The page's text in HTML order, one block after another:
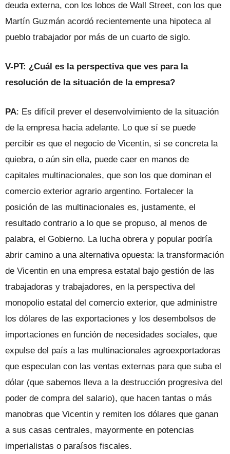
deuda externa, con los lobos de Wall Street, con los que
Martín Guzmán acordó recientemente una hipoteca al
pueblo trabajador por más de un cuarto de siglo.
V-PT: ¿Cuál es la perspectiva que ves para la
resolución de la situación de la empresa?
PA: Es difícil prever el desenvolvimiento de la situación
de la empresa hacia adelante. Lo que sí se puede
percibir es que el negocio de Vicentin, si se concreta la
quiebra, o aún sin ella, puede caer en manos de
capitales multinacionales, que son los que dominan el
comercio exterior agrario argentino. Fortalecer la
posición de las multinacionales es, justamente, el
resultado contrario a lo que se propuso, al menos de
palabra, el Gobierno. La lucha obrera y popular podría
abrir camino a una alternativa opuesta: la transformación
de Vicentin en una empresa estatal bajo gestión de las
trabajadoras y trabajadores, en la perspectiva del
monopolio estatal del comercio exterior, que administre
los dólares de las exportaciones y los desembolsos de
importaciones en función de necesidades sociales, que
expulse del país a las multinacionales agroexportadoras
que especulan con las ventas externas para que suba el
dólar (que sabemos lleva a la destrucción progresiva del
poder de compra del salario), que hacen tantas o más
manobras que Vicentin y remiten los dólares que ganan
a sus casas centrales, mayormente en potencias
imperialistas o paraísos fiscales.